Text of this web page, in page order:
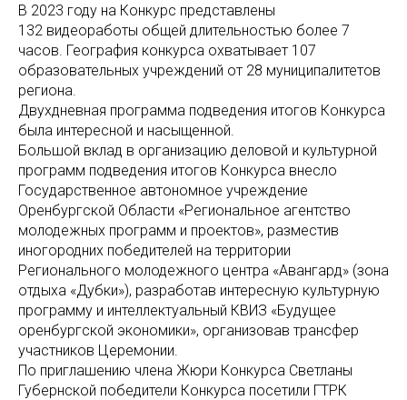
В 2023 году на Конкурс представлены
132 видеоработы общей длительностью более 7
часов. География конкурса охватывает 107
образовательных учреждений от 28 муниципалитетов
региона.
Двухдневная программа подведения итогов Конкурса
была интересной и насыщенной.
Большой вклад в организацию деловой и культурной
программ подведения итогов Конкурса внесло
Государственное автономное учреждение
Оренбургской Области «Региональное агентство
молодежных программ и проектов», разместив
иногородних победителей на территории
Регионального молодежного центра «Авангард» (зона
отдыха «Дубки»), разработав интересную культурную
программу и интеллектуальный КВИЗ «Будущее
оренбургской экономики», организовав трансфер
участников Церемонии.
По приглашению члена Жюри Конкурса Светланы
Губернской победители Конкурса посетили ГТРК